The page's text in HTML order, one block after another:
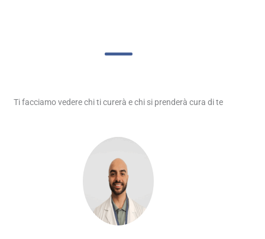
Ti facciamo vedere chi ti curerà e chi si prenderà cura di te